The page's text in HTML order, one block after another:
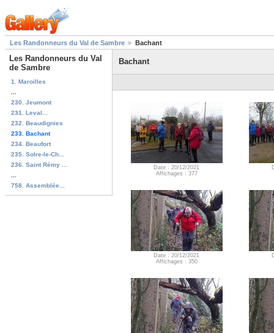
Les Randonneurs du Val de Sambre Bachant
Les Randonneurs du Val
de Sambre
1. Maroilles
230. Jeumont
231. Leval...
232. Beaudignies
233. Bachant
234. Beaufort
235. Solre-le-Ch...
236. Saint Rémy ...
758. Assemblée...
Bachant
Date : 20/12/2021
Affichages : 377
Date : 20/12/2021
Affichages : 350